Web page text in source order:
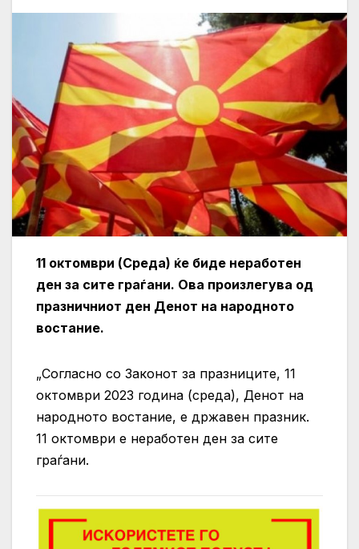
11 октомври (Среда) ќе биде неработен
ден за сите граѓани. Ова произлегува од
празничниот ден Денот на народното
востание.
„Согласно со Законот за празниците, 11
октомври 2023 година (среда), Денот на
народното востание, е државен празник.
11 октомври е неработен ден за сите
граѓани.